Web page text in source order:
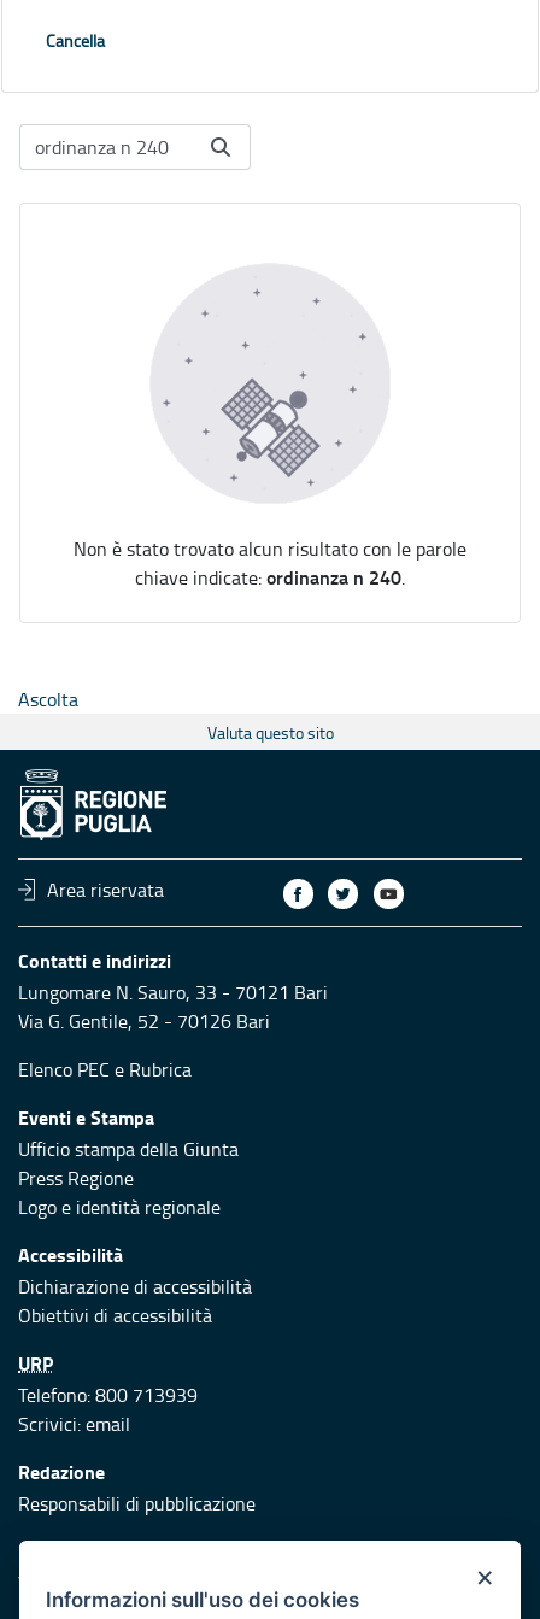
Cancella
Non è stato trovato alcun risultato con le parole
chiave indicate:ordinanza n 240.
Ascolta
Valuta questo sito
Area riservata
Contatti e indirizzi
Lungomare N. Sauro, 33 - 70121 Bari
Via G. Gentile, 52 - 70126 Bari
Elenco PEC e Rubrica
Eventi e Stampa
Ufficio stampa della Giunta
Press Regione
Logo e identità regionale
Accessibilità
Dichiarazione di accessibilità
Obiettivi di accessibilità
URP
Telefono: 800 713939
Scrivici:email
Redazione
Responsabili di pubblicazione
Protezione civile
Vai al sito di Protezione Civile Puglia
×
Informazioni sull'uso dei cookies